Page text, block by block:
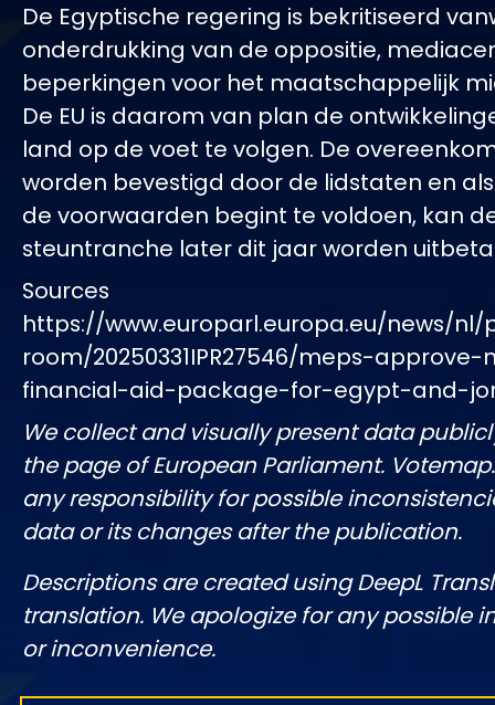
De Egyptische regering is bekritiseerd
onderdrukking van de oppositie,
beperkingen voor het maatschappelijk
De EU is daarom van plan de
land op de voet te volgen. De
worden bevestigd door de lidstaten en
de voorwaarden begint te voldoen, kan
steuntranche later dit jaar worden
Sources
https://www.europarl.europa.eu/news/nl/
room/20250331IPR27546/meps-approve-
financial-aid-package-for-egypt-and-
We collect and visually present data
the page of European Parliament.
any responsibility for possible
data or its changes after the publication.
Descriptions are created using DeepL
translation. We apologize for any possible
or inconvenience.